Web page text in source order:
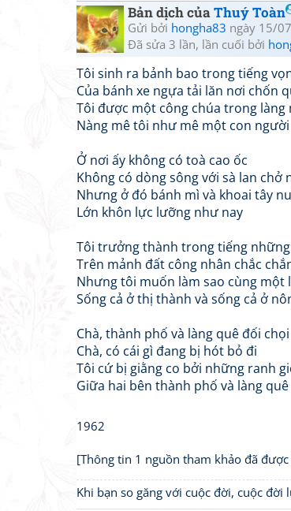
Bản dịch củaThuý Toàn
Gửi bởi hongha83 ngày 15/
Đã sửa 3 lần, lần cuối bởi
Tôi sinh ra bảnh bao trong tiếng
Của bánh xe ngựa tải lăn nơi chốn
Tôi được một công chúa trong làng
Nàng mê tôi như mê một con người
Ở nơi ấy không có toà cao ốc
Không có dòng sông với sà lan chở
Nhưng ở đó bánh mì và khoai tây
Lớn khôn lực lưỡng như nay
Tôi trưởng thành trong tiếng những
Trên mảnh đất công nhân chắc
Nhưng tôi muốn làm sao cùng một
Sống cả ở thị thành và sống cả ở
Chà, thành phố và làng quê đối chọi
Chà, có cái gì đang bị hót bỏ đi
Tôi cứ bị giằng co bởi những ranh
Giữa hai bên thành phố và làng quê
1962
[Thông tin 1 nguồn tham khảo đã được
Khi bạn so găng với cuộc đời, cuộc